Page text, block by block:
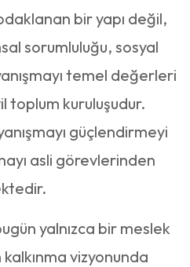
bir yapı değil,
sorumluluğu, sosyal
temel değerleri
toplum kuruluşudur.
güçlendirmeyi
asli görevlerinden
yalnızca bir meslek
kalkınma vizyonunda